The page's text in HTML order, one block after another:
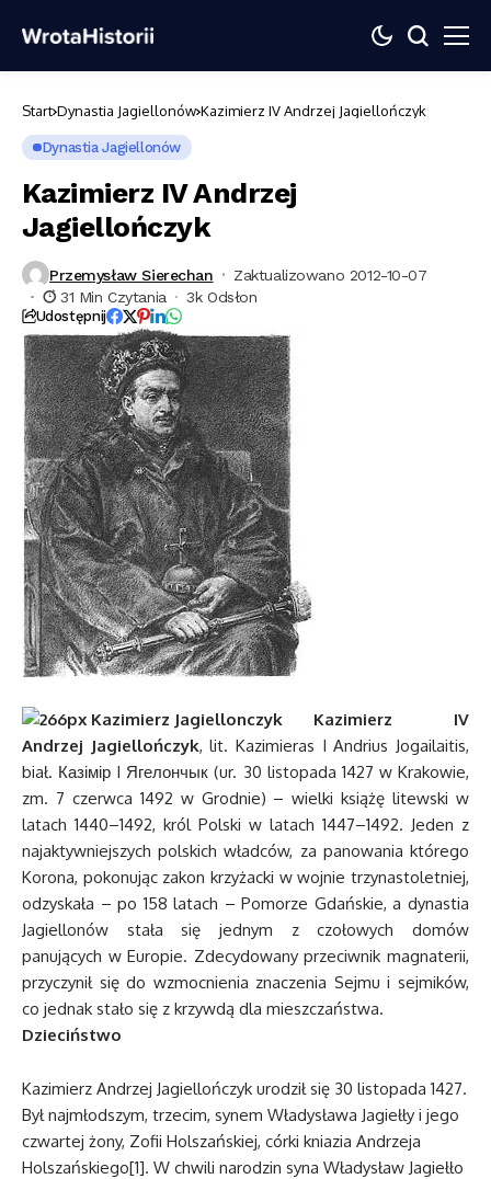
Start Dynastia Jagiellonów Kazimierz IV Andrzej Jagiellończyk
Dynastia Jagiellonów
Kazimierz IV Andrzej
Jagiellończyk
Przemysław Sierechan
Zaktualizowano 2012-10-07
31 Min Czytania
3k Odsłon
Udostępnij
Kazimierz IV
Andrzej Jagiellończyk, lit. Kazimieras I Andrius Jogailaitis,
biał. Казімір I Ягелончык (ur. 30 listopada 1427 w Krakowie,
zm. 7 czerwca 1492 w Grodnie) – wielki książę litewski w
latach 1440–1492, król Polski w latach 1447–1492. Jeden z
najaktywniejszych polskich władców, za panowania którego
Korona, pokonując zakon krzyżacki w wojnie trzynastoletniej,
odzyskała – po 158 latach – Pomorze Gdańskie, a dynastia
Jagiellonów stała się jednym z czołowych domów
panujących w Europie. Zdecydowany przeciwnik magnaterii,
przyczynił się do wzmocnienia znaczenia Sejmu i sejmików,
co jednak stało się z krzywdą dla mieszczaństwa.
Dzieciństwo
Kazimierz Andrzej Jagiellończyk urodził się 30 listopada 1427.
Był najmłodszym, trzecim, synem Władysława Jagiełły i jego
czwartej żony, Zofii Holszańskiej, córki kniazia Andrzeja
Holszańskiego[1]. W chwili narodzin syna Władysław Jagiełło